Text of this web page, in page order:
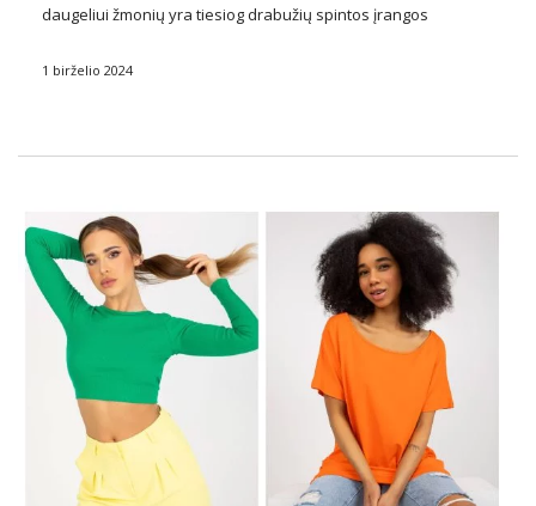
daugeliui žmonių yra tiesiog drabužių spintos įrangos
Peržiūrėkite mūsų aprangos idėjas su palaidine …
1 birželio 2024